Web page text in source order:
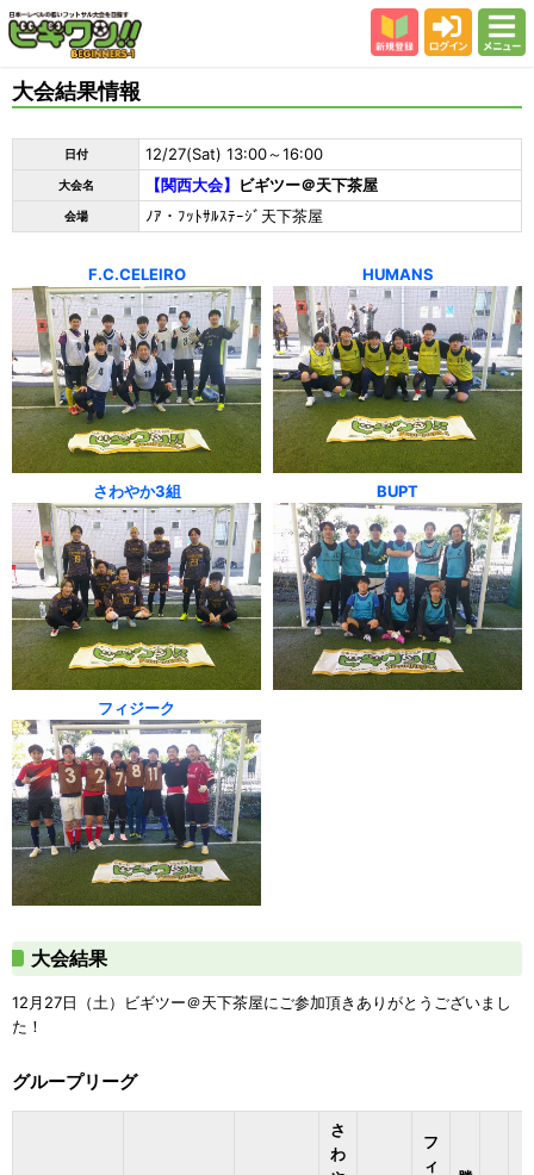
会場
大会結果
よくある質問
参加者の声
大会結果情報
日付 12/27(Sat) 13:00～16:00
大会名 【関西大会】 ビギツー＠天下茶屋
会場 ﾉｱ・ﾌｯﾄｻﾙｽﾃｰｼﾞ天下茶屋
F.C.CELEIRO HUMANS
さわやか3組 BUPT
フィジーク
大会結果
12月27日（土）ビギツー＠天下茶屋にご参加頂きありがとうございまし
た！
グループリーグ
さ
わ
フ
ィ